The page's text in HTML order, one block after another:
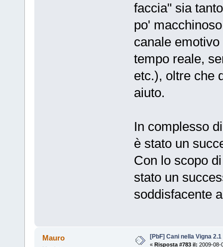
faccia" sia
po'
canale
tempo reale,
etc.), oltre che
aiuto.
In complesso
è stato un
Con lo scopo
stato un
soddisfacente
Mauro [PbF] Cani nella Vigna 2.1
« Risposta #783 il: 2009-08-